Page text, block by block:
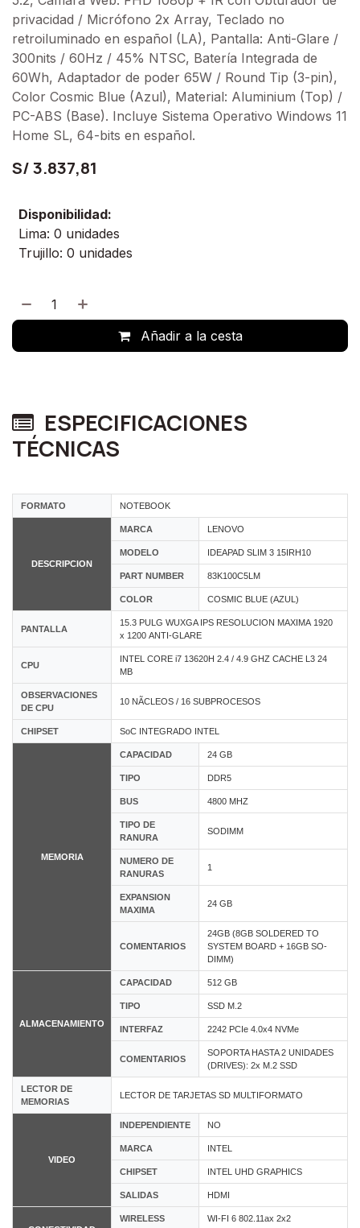
privacidad / Micrófono 2x Array, Teclado no
retroiluminado en español (LA), Pantalla: Anti-Glare /
300nits / 60Hz / 45% NTSC, Batería Integrada de
60Wh, Adaptador de poder 65W / Round Tip (3-pin),
Color Cosmic Blue (Azul), Material: Aluminium (Top) /
PC-ABS (Base). Incluye Sistema Operativo Windows 11
Home SL, 64-bits en español.
S/3.837,81
Disponibilidad:
Lima: 0 unidades
Trujillo: 0 unidades
Añadir a la cesta
ESPECIFICACIONES
TÉCNICAS
FORMATO NOTEBOOK
DESCRIPCION
MARCA LENOVO
MODELO IDEAPAD SLIM 3 15IRH10
PART NUMBER 83K100C5LM
COLOR COSMIC BLUE (AZUL)
PANTALLA
15.3 PULG WUXGA IPS RESOLUCION MAXIMA 1920
x 1200 ANTI-GLARE
CPU
INTEL CORE i7 13620H 2.4 / 4.9 GHZ CACHE L3 24
MB
OBSERVACIONES
DE CPU
10 NÃCLEOS / 16 SUBPROCESOS
CHIPSET SoC INTEGRADO INTEL
MEMORIA
CAPACIDAD 24 GB
TIPO DDR5
BUS 4800 MHZ
TIPO DE
RANURA
SODIMM
NUMERO DE
RANURAS
1
EXPANSION
MAXIMA
24 GB
COMENTARIOS
24GB (8GB SOLDERED TO
SYSTEM BOARD + 16GB SO-
DIMM)
ALMACENAMIENTO
CAPACIDAD 512 GB
TIPO SSD M.2
INTERFAZ 2242 PCIe 4.0x4 NVMe
COMENTARIOS
SOPORTA HASTA 2 UNIDADES
(DRIVES): 2x M.2 SSD
LECTOR DE
MEMORIAS
LECTOR DE TARJETAS SD MULTIFORMATO
VIDEO
INDEPENDIENTE NO
MARCA INTEL
CHIPSET INTEL UHD GRAPHICS
SALIDAS HDMI
WIRELESS WI-FI 6 802.11ax 2x2